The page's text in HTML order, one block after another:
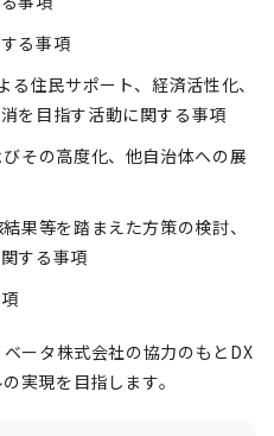
る事項
住民サポート、経済活性化、
を目指す活動に関する事項
その高度化、他自治体への展
果等を踏まえた方策の検討、
する事項
ータ株式会社の協力のもとDX
実現を目指します。